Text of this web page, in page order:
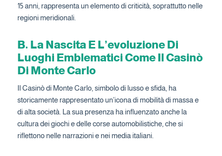
15 anni, rappresenta un elemento di criticità, soprattutto nelle
regioni meridionali.
B. La Nascita E L’evoluzione Di
Luoghi Emblematici Come Il Casinò
Di Monte Carlo
Il Casinò di Monte Carlo, simbolo di lusso e sfida, ha
storicamente rappresentato un’icona di mobilità di massa e
di alta società. La sua presenza ha influenzato anche la
cultura dei giochi e delle corse automobilistiche, che si
riflettono nelle narrazioni e nei media italiani.